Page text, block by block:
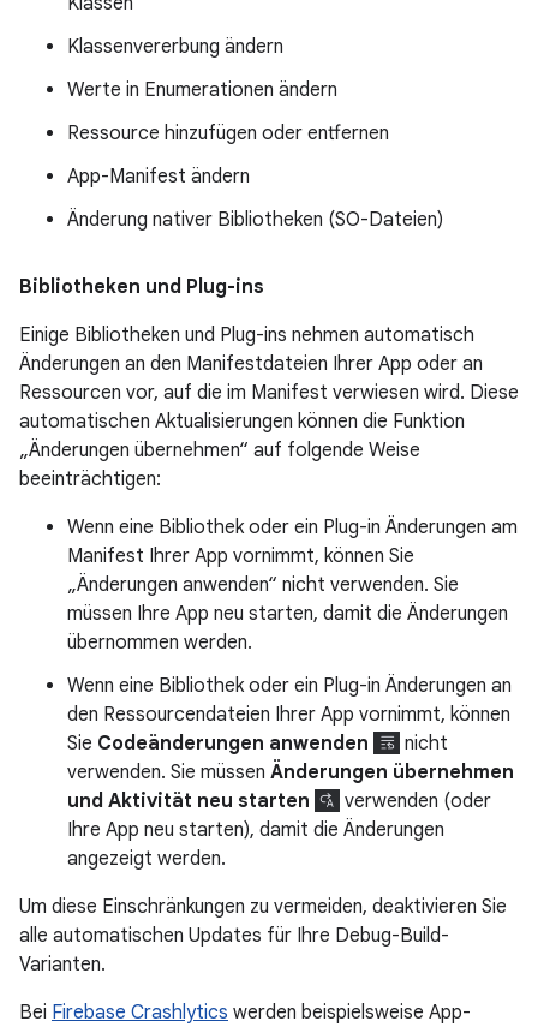
Klassenvererbung ändern
Werte in Enumerationen ändern
Ressource hinzufügen oder entfernen
App-Manifest ändern
Änderung nativer Bibliotheken (SO-Dateien)
Bibliotheken und Plug-ins
Einige Bibliotheken und Plug-ins nehmen automatisch
Änderungen an den Manifestdateien Ihrer App oder an
Ressourcen vor, auf die im Manifest verwiesen wird. Diese
automatischen Aktualisierungen können die Funktion
„Änderungen übernehmen“ auf folgende Weise
beeinträchtigen:
Wenn eine Bibliothek oder ein Plug-in Änderungen am
Manifest Ihrer App vornimmt, können Sie
„Änderungen anwenden“ nicht verwenden. Sie
müssen Ihre App neu starten, damit die Änderungen
übernommen werden.
Wenn eine Bibliothek oder ein Plug-in Änderungen an
den Ressourcendateien Ihrer App vornimmt, können
Sie Codeänderungen anwenden
nicht
verwenden. Sie müssen Änderungen übernehmen
und Aktivität neu starten
verwenden (oder
Ihre App neu starten), damit die Änderungen
angezeigt werden.
Um diese Einschränkungen zu vermeiden, deaktivieren Sie
alle automatischen Updates für Ihre Debug-Build-
Varianten.
Bei Firebase Crashlytics werden beispielsweise App-